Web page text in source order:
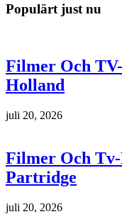
Populärt just nu
Filmer Och
Holland
juli 20, 2026
Filmer Och
Partridge
juli 20, 2026